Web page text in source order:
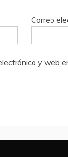
Correo
y web